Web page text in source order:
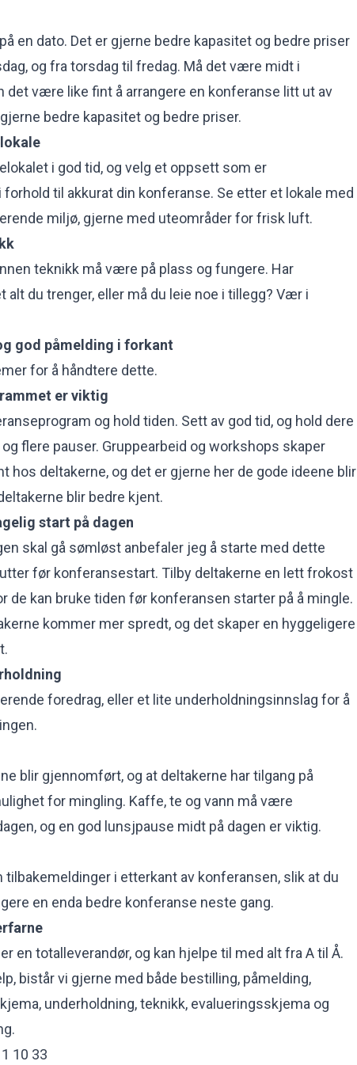
en dato. Det er gjerne bedre kapasitet og bedre priser
og fra torsdag til fredag. Må det være midt i
det være like fint å arrangere en konferanse litt ut av
bedre kapasitet og bedre priser.
i god tid, og velg et oppsett som er
til akkurat din konferanse. Se etter et lokale med
miljø, gjerne med uteområder for frisk luft.
teknikk må være på plass og fungere. Har
alt du trenger, eller må du leie noe i tillegg? Vær i
god påmelding i forkant
for å håndtere dette.
er viktig
og hold tiden. Sett av god tid, og hold dere
flere pauser. Gruppearbeid og workshops skaper
hos deltakerne, og det er gjerne her de gode ideene blir
blir bedre kjent.
start på dagen
skal gå sømløst anbefaler jeg å starte med dette
før konferansestart. Tilby deltakerne en lett frokost
de kan bruke tiden før konferansen starter på å mingle.
kommer mer spredt, og det skaper en hyggeligere
foredrag, eller et lite underholdningsinnslag for å
blir gjennomført, og at deltakerne har tilgang på
for mingling. Kaffe, te og vann må være
og en god lunsjpause midt på dagen er viktig.
tilbakemeldinger i etterkant av konferansen, slik at du
en enda bedre konferanse neste gang.
en totalleverandør, og kan hjelpe til med alt fra A til Å.
bistår vi gjerne med både bestilling, påmelding,
underholdning, teknikk, evalueringsskjema og
10 33